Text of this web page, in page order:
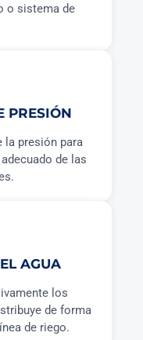
o sistema de
PRESIÓN
la presión para
de las
AGUA
los
de forma
de riego.